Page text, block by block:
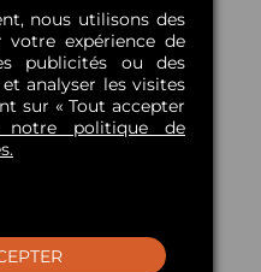
nous utilisons des
votre expérience de
publicités ou des
analyser les visites
sur « Tout accepter
notre politique de